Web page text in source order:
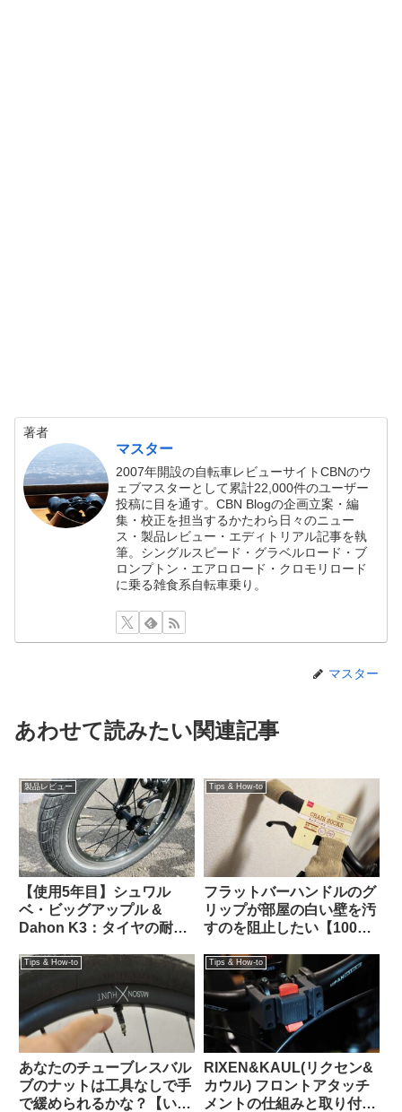
著者
マスター
2007年開設の自転車レビューサイトCBNのウ
ェブマスターとして累計22,000件のユーザー
投稿に目を通す。CBN Blogの企画立案・編
集・校正を担当するかたわら日々のニュー
ス・製品レビュー・エディトリアル記事を執
筆。シングルスピード・グラベルロード・ブ
ロンプトン・エアロロード・クロモリロード
に乗る雑食系自転車乗り。
マスター
あわせて読みたい関連記事
製品レビュー
【使用5年目】シュワル
ベ・ビッグアップル &
Dahon K3：タイヤの耐久
あったか
Tips & How-to
フラットバーハンドルのグ
リップが部屋の白い壁を汚
すのを阻止したい【100均
Tips & How-to
あなたのチューブレスバル
ブのナットは工具なしで手
で緩められるかな？【いま
Tips & How-to
RIXEN&KAUL(リクセン&
カウル) フロントアタッチ
メントの仕組みと取り付け